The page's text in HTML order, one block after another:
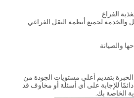
الفراغ
والخدمة لجميع أنظمة النقل الفراغي
والصيانة
الخبرة بتقديم أعلى مستويات الجودة من
للإجابة على أي أسئلة أو مخاوف قد
الخاصة بك.